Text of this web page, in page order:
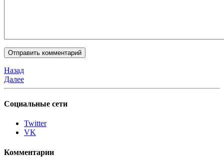
Назад
Далее
Социальные сети
Twitter
VK
Комментарии